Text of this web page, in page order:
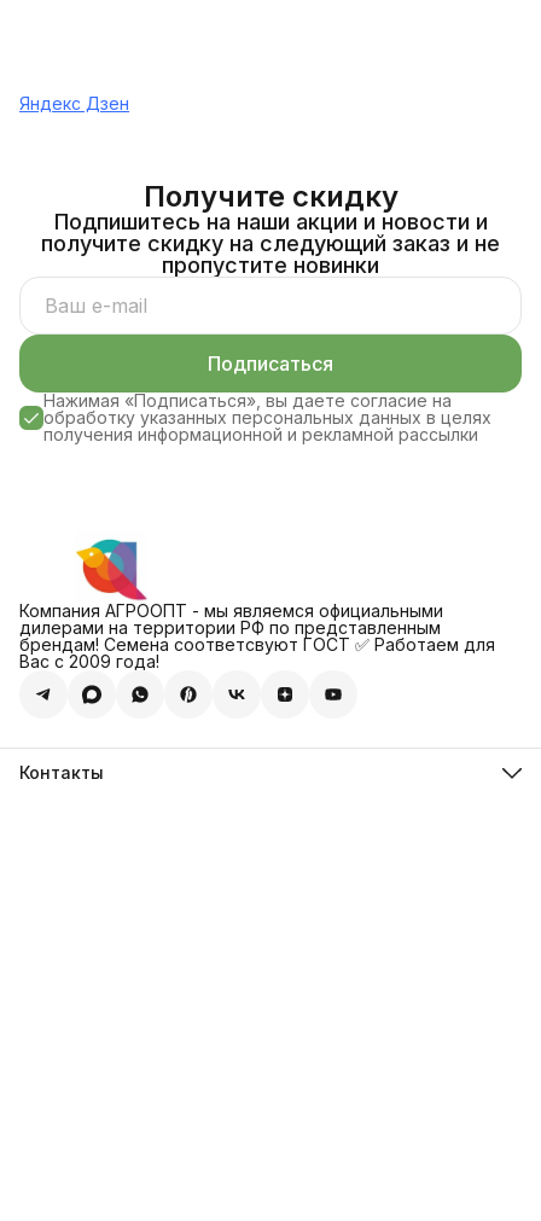
Яндекс Дзен
Получите скидку
Подпишитесь на наши акции и новости и
получите скидку на следующий заказ и не
пропустите новинки
Подписаться
Нажимая «Подписаться», вы даете согласие на
обработку указанных персональных данных в целях
получения информационной и рекламной рассылки
Компания АГРООПТ - мы являемся официальными
дилерами на территории РФ по представленным
брендам! Семена соответсвуют ГОСТ ✅ Работаем для
Вас с 2009 года!
Контакты